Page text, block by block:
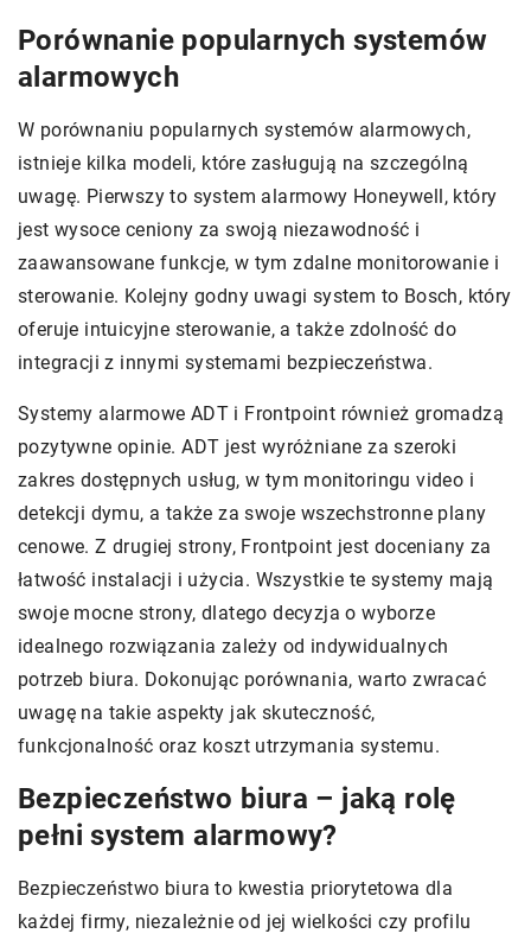
Porównanie popularnych systemów
alarmowych
W porównaniu popularnych systemów alarmowych,
istnieje kilka modeli, które zasługują na szczególną
uwagę. Pierwszy to system alarmowy Honeywell, który
jest wysoce ceniony za swoją niezawodność i
zaawansowane funkcje, w tym zdalne monitorowanie i
sterowanie. Kolejny godny uwagi system to Bosch, który
oferuje intuicyjne sterowanie, a także zdolność do
integracji z innymi systemami bezpieczeństwa.
Systemy alarmowe ADT i Frontpoint również gromadzą
pozytywne opinie. ADT jest wyróżniane za szeroki
zakres dostępnych usług, w tym monitoringu video i
detekcji dymu, a także za swoje wszechstronne plany
cenowe. Z drugiej strony, Frontpoint jest doceniany za
łatwość instalacji i użycia. Wszystkie te systemy mają
swoje mocne strony, dlatego decyzja o wyborze
idealnego rozwiązania zależy od indywidualnych
potrzeb biura. Dokonując porównania, warto zwracać
uwagę na takie aspekty jak skuteczność,
funkcjonalność oraz koszt utrzymania systemu.
Bezpieczeństwo biura – jaką rolę
pełni system alarmowy?
Bezpieczeństwo biura to kwestia priorytetowa dla
każdej firmy, niezależnie od jej wielkości czy profilu